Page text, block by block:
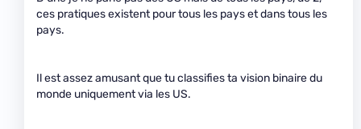
ces pratiques existent pour tous les pays et dans tous les
pays.
Il est assez amusant que tu classifies ta vision binaire du
monde uniquement via les US.